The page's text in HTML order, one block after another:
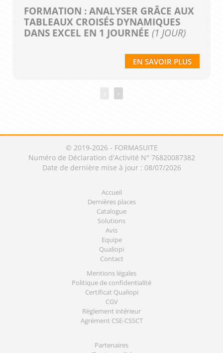
FORMATION : ANALYSER GRÂCE AUX
TABLEAUX CROISÉS DYNAMIQUES
DANS EXCEL EN 1 JOURNÉE (1 JOUR)
EN SAVOIR PLUS
›
© 2019-2026 - FORMASUITE
Numéro de Déclaration d'Activité N° 76820087382
Date de dernière mise à jour : 08/07/2026
Accueil
Dernières places
Catalogue
Solutions
Avis
Equipe
Qualiopi
Contact
Mentions légales
Politique de confidentialité
Certificat Qualiopi
CGV
Règlement intérieur
Agrément CSE-CSSCT
Partenaires